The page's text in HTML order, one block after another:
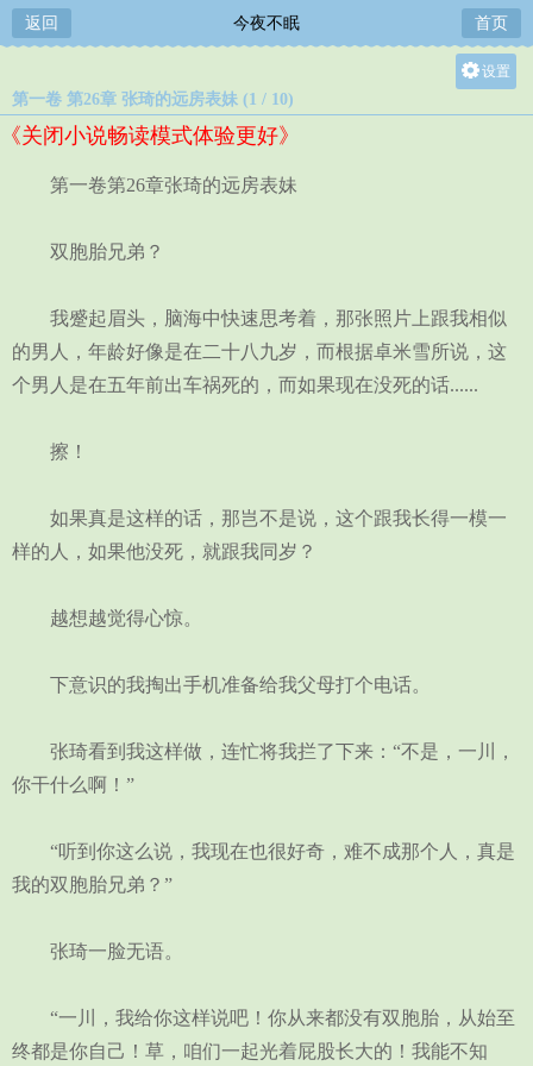
返回 今夜不眠 首页
设置
第一卷 第26章 张琦的远房表妹 (1 / 10)
《关闭小说畅读模式体验更好》
第一卷第26章张琦的远房表妹
双胞胎兄弟？
我蹙起眉头，脑海中快速思考着，那张照片上跟我相似
的男人，年龄好像是在二十八九岁，而根据卓米雪所说，这
个男人是在五年前出车祸死的，而如果现在没死的话......
擦！
如果真是这样的话，那岂不是说，这个跟我长得一模一
样的人，如果他没死，就跟我同岁？
越想越觉得心惊。
下意识的我掏出手机准备给我父母打个电话。
张琦看到我这样做，连忙将我拦了下来：“不是，一川，
你干什么啊！”
“听到你这么说，我现在也很好奇，难不成那个人，真是
我的双胞胎兄弟？”
张琦一脸无语。
“一川，我给你这样说吧！你从来都没有双胞胎，从始至
终都是你自己！草，咱们一起光着屁股长大的！我能不知